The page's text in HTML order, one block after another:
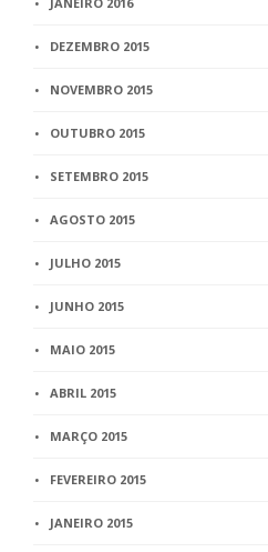
DEZEMBRO 2015
NOVEMBRO 2015
OUTUBRO 2015
SETEMBRO 2015
AGOSTO 2015
JULHO 2015
JUNHO 2015
MAIO 2015
ABRIL 2015
MARÇO 2015
FEVEREIRO 2015
JANEIRO 2015